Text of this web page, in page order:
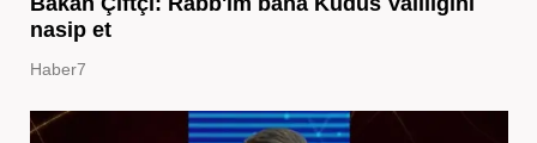
nasip et
Haber7